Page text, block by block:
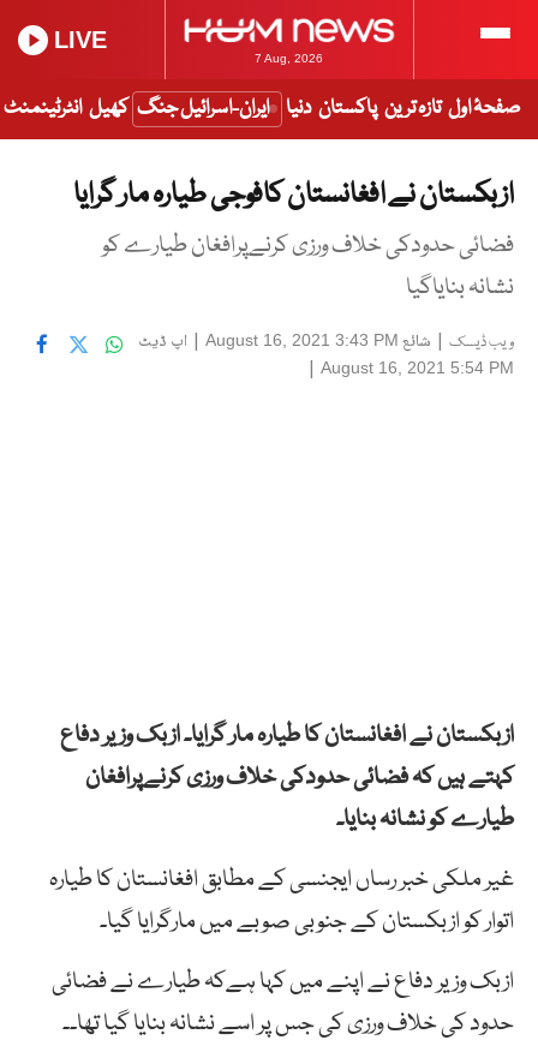
7 Aug, 2026
LIVE
صفحۂ اول تازہ ترین پاکستان دنیا ایران-اسرائیل جنگ کھیل انٹرٹینمنٹ
ازبکستان نے افغانستان کافوجی طیارہ مار گرایا
فضائی حدودکی خلاف ورزی کرنےپرافغان طیارے کو
نشانہ بنایاگیا
ویب ڈیسک | شائع August 16, 2021 3:43 PM
| اپ ڈیٹ
August 16, 2021 5:54 PM
|
ازبکستان نے افغانستان کا طیارہ مار گرایا۔ ازبک وزیر دفاع
کہتے ہیں کہ فضائی حدودکی خلاف ورزی کرنےپرافغان
طیارے کو نشانہ بنایا۔
غیر ملکی خبر رساں ایجنسی کے مطابق افغانستان کا طیارہ
اتوار کو ازبکستان کے جنوبی صوبے میں مارگرایا گیا۔
ازبک وزیر دفاع نے اپنے میں کہا ہےکہ طیارے نے فضائی
حدود کی خلاف ورزی کی جس پر اسے نشانہ بنایا گیا تھا۔۔